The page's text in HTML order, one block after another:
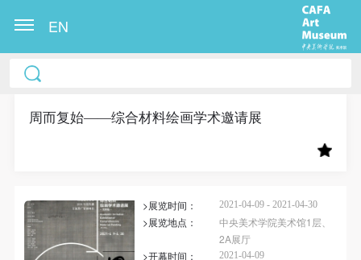
EN
周而复始——综合材料绘画学术邀请展
>展览时间： 2021-04-09 - 2021-04-30
>展览地点：
中央美术学院美术馆1层、
2A展厅
>开幕时间：
2021-04-09
中央美术学院美术馆出版授权协议书
称“CAFAM”），愿意将本人参与中央美术学院美术馆
动）的涉及本人的图像、照片、文字、著作、活动成
作发表、出版。中央美术学院可以以电子、网络及其
它数字媒体形式公开出版，并同意编入《中国知识资
源总库》《中央美术学院资料库》《中央美术学院美
中央美术学院美术馆出版授权协议书
称“CAFAM”），愿意将本人参与中央美术学院美术馆
动）的涉及本人的图像、照片、文字、著作、活动成
作发表、出版。中央美术学院可以以电子、网络及其
它数字媒体形式公开出版，并同意编入《中国知识资
源总库》《中央美术学院资料库》《中央美术学院美
中央美术学院美术馆出版授权协议书
称“CAFAM”），愿意将本人参与中央美术学院美术馆
动）的涉及本人的图像、照片、文字、著作、活动成
作发表、出版。中央美术学院可以以电子、网络及其
它数字媒体形式公开出版，并同意编入《中国知识资
源总库》《中央美术学院资料库》《中央美术学院美